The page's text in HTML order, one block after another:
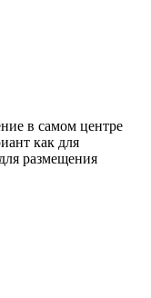
в самом центре
как для
размещения